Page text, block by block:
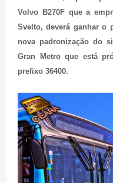
Volvo B270F que a
Svelto, deverá ganhar o
nova padronização do
Gran Metro que está
prefixo 36400.